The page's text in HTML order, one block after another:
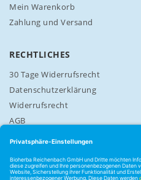
Mein Warenkorb
Zahlung und Versand
RECHTLICHES
30 Tage Widerrufsrecht
Datenschutzerklärung
Widerrufsrecht
AGB